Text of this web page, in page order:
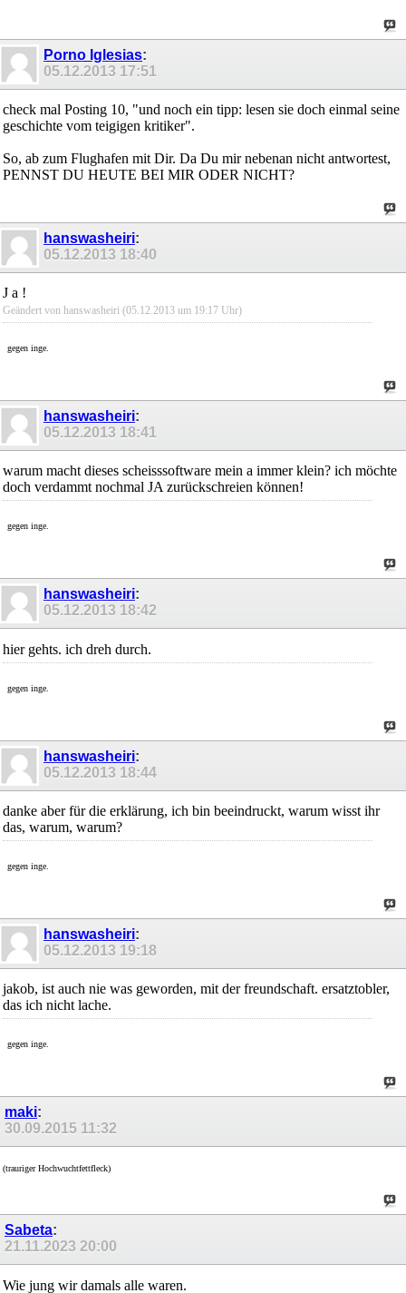
Porno Iglesias:
05.12.2013 17:51
check mal Posting 10, "und noch ein tipp: lesen sie doch einmal seine
geschichte vom teigigen kritiker".
So, ab zum Flughafen mit Dir. Da Du mir nebenan nicht antwortest,
PENNST DU HEUTE BEI MIR ODER NICHT?
hanswasheiri:
05.12.2013 18:40
J a !
Geändert von hanswasheiri (05.12.2013 um 19:17 Uhr)
gegen inge.
hanswasheiri:
05.12.2013 18:41
warum macht dieses scheisssoftware mein a immer klein? ich möchte
doch verdammt nochmal JA zurückschreien können!
gegen inge.
hanswasheiri:
05.12.2013 18:42
hier gehts. ich dreh durch.
gegen inge.
hanswasheiri:
05.12.2013 18:44
danke aber für die erklärung, ich bin beeindruckt, warum wisst ihr
das, warum, warum?
gegen inge.
hanswasheiri:
05.12.2013 19:18
jakob, ist auch nie was geworden, mit der freundschaft. ersatztobler,
das ich nicht lache.
gegen inge.
maki:
30.09.2015 11:32
(trauriger Hochwuchtfettfleck)
Sabeta:
21.11.2023 20:00
Wie jung wir damals alle waren.